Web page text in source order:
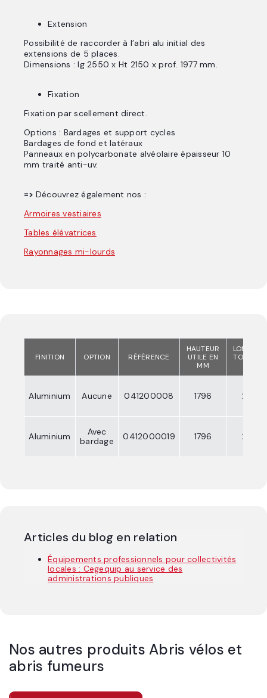
Extension
Possibilité de raccorder à l’abri alu initial des
extensions de 5 places.
Dimensions : lg 2550 x Ht 2150 x prof. 1977 mm.
Fixation
Fixation par scellement direct.
Options : Bardages et support cycles
Bardages de fond et latéraux
Panneaux en polycarbonate alvéolaire épaisseur 10
mm traité anti-uv.
=> Découvrez également nos :
Armoires vestiaires
Tables élévatrices
Rayonnages mi-lourds
FINITION OPTION RÉFÉRENCE
HAUTEUR
UTILE EN
MM
TOTALE
Aluminium Aucune 041200008 1796 2629
Aluminium
Avec
bardage
0412000019 1796 2576
Articles du blog en relation
Équipements professionnels pour collectivités
locales : Cegequip au service des
administrations publiques
Nos autres produits Abris vélos et
abris fumeurs